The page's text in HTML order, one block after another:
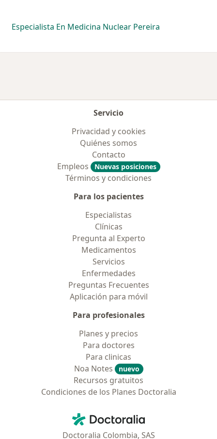
Especialista En Medicina Nuclear Pereira
Servicio
Privacidad y cookies
Quiénes somos
Contacto
Empleos
Nuevas posiciones
Términos y condiciones
Para los pacientes
Especialistas
Clínicas
Pregunta al Experto
Medicamentos
Servicios
Enfermedades
Preguntas Frecuentes
Aplicación para móvil
Para profesionales
Planes y precios
Para doctores
Para clinicas
Noa Notes
nuevo
Recursos gratuitos
Condiciones de los Planes Doctoralia
Doctoralia - Página de inicio
Doctoralia Colombia, SAS